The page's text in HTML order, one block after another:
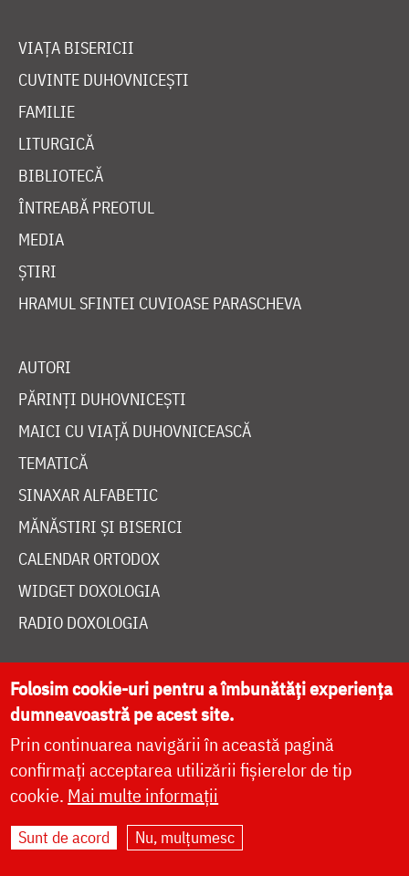
VIAȚA BISERICII
CUVINTE DUHOVNICEȘTI
FAMILIE
LITURGICĂ
BIBLIOTECĂ
ÎNTREABĂ PREOTUL
MEDIA
ȘTIRI
HRAMUL SFINTEI CUVIOASE PARASCHEVA
AUTORI
PĂRINȚI DUHOVNICEȘTI
MAICI CU VIAȚĂ DUHOVNICEASCĂ
TEMATICĂ
SINAXAR ALFABETIC
MĂNĂSTIRI ȘI BISERICI
CALENDAR ORTODOX
WIDGET DOXOLOGIA
RADIO DOXOLOGIA
DESPRE NOI
POLITICA DE COOKIES
DONEAZĂ ONLINE PENTRU CATEDRALA NAȚIONALĂ
Folosim cookie-uri pentru a îmbunătăți experiența
dumneavoastră pe acest site.
Prin continuarea navigării în această pagină
confirmați acceptarea utilizării fișierelor de tip
cookie. Mai multe informații
Sunt de acord Nu, mulțumesc